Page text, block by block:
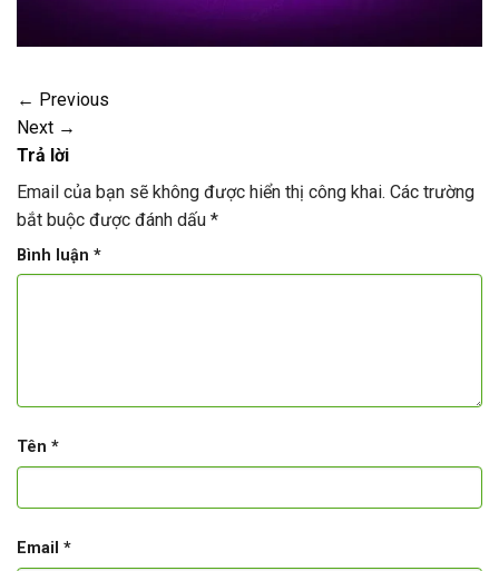
← Previous
Next →
Trả lời
Email của bạn sẽ không được hiển thị công khai. Các trường
bắt buộc được đánh dấu *
Bình luận *
Tên *
Email *